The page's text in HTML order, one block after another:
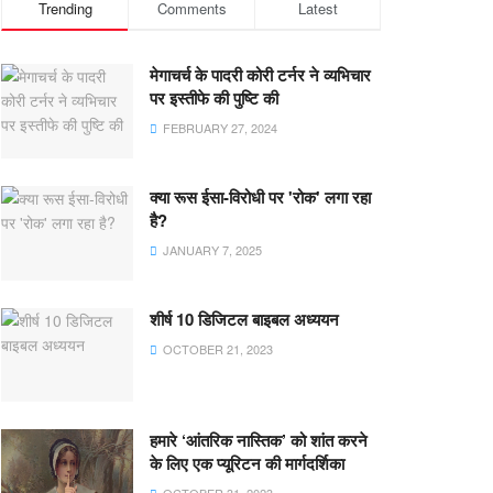
Trending Comments Latest
मेगाचर्च के पादरी कोरी टर्नर ने व्यभिचार
पर इस्तीफे की पुष्टि की
FEBRUARY 27, 2024
क्या रूस ईसा-विरोधी पर 'रोक' लगा रहा
है?
JANUARY 7, 2025
शीर्ष 10 डिजिटल बाइबल अध्ययन
OCTOBER 21, 2023
हमारे ‘आंतरिक नास्तिक’ को शांत करने
के लिए एक प्यूरिटन की मार्गदर्शिका